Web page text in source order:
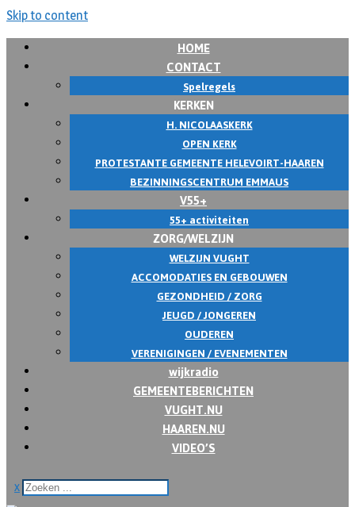
Skip to content
HOME
CONTACT
Spelregels
KERKEN
H. NICOLAASKERK
OPEN KERK
PROTESTANTE GEMEENTE HELEVOIRT-HAAREN
BEZINNINGSCENTRUM EMMAUS
V55+
55+ activiteiten
ZORG/WELZIJN
WELZIJN VUGHT
ACCOMODATIES EN GEBOUWEN
GEZONDHEID / ZORG
JEUGD / JONGEREN
OUDEREN
VERENIGINGEN / EVENEMENTEN
wijkradio
GEMEENTEBERICHTEN
VUGHT.NU
HAAREN.NU
VIDEO’S
x